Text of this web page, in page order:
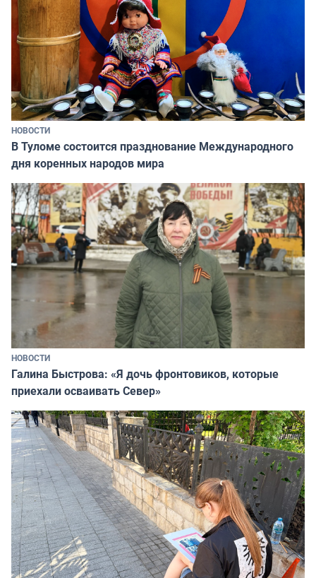
НОВОСТИ
В Туломе состоится празднование Международного
дня коренных народов мира
НОВОСТИ
Галина Быстрова: «Я дочь фронтовиков, которые
приехали осваивать Север»